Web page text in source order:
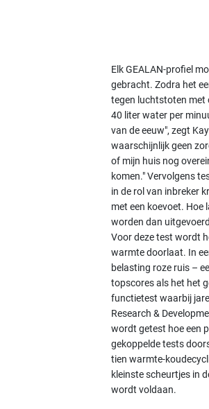
Elk GEALAN-profiel
gebracht. Zodra het
tegen luchtstoten met
40 liter water per
van de eeuw", zegt
waarschijnlijk geen
of mijn huis nog
komen." Vervolgens
in de rol van inbreker
met een koevoet. Hoe
worden dan
Voor deze test wordt
warmte doorlaat. In
belasting roze ruis –
topscores als het het
functietest waarbij
Research &
wordt getest hoe een
gekoppelde tests
tien warmte-
kleinste scheurtjes in
wordt voldaan.